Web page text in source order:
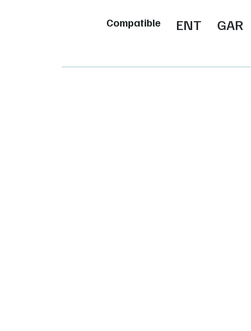
Compatible ENT GAR